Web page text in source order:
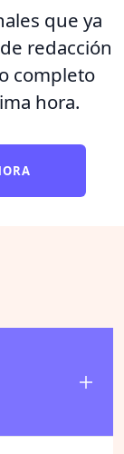
que ya
redacción
completo
hora.